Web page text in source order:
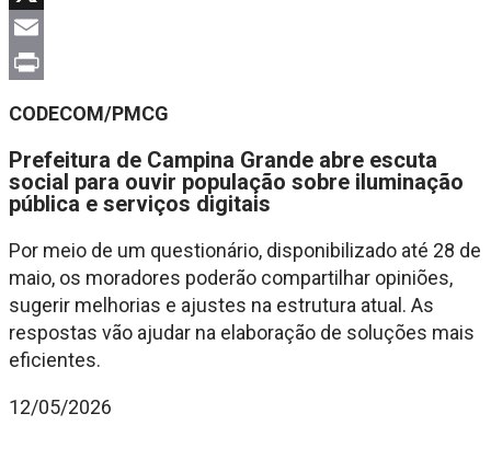
X
Email
CODECOM/PMCG
Prefeitura de Campina Grande abre escuta
social para ouvir população sobre iluminação
pública e serviços digitais
Por meio de um questionário, disponibilizado até 28 de
maio, os moradores poderão compartilhar opiniões,
sugerir melhorias e ajustes na estrutura atual. As
respostas vão ajudar na elaboração de soluções mais
eficientes.
12/05/2026